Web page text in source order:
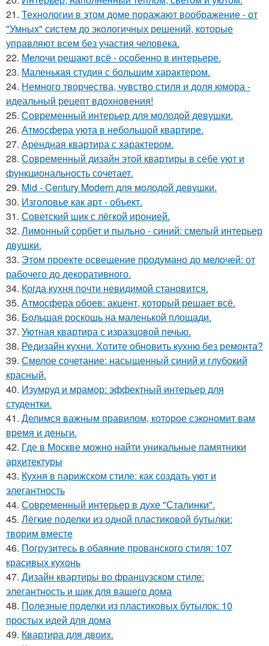
21. Технологии в этом доме поражают воображение - от
"Умных" систем до экологичных решений, которые
управляют всем без участия человека.
22. Мелочи решают всё - особенно в интерьере.
23. Маленькая студия с большим характером.
24. Немного творчества, чувство стиля и доля юмора -
идеальный рецепт вдохновения!
25. Современный интерьер для молодой девушки.
26. Атмосфера уюта в небольшой квартире.
27. Арендная квартира с характером.
28. Современный дизайн этой квартиры в себе уют и
функциональность сочетает.
29. Mid - Century Modern для молодой девушки.
30. Изголовье как арт - объект.
31. Советский шик с лёгкой иронией.
32. Лимонный сорбет и пыльно - синий: смелый интерьер
двушки.
33. Этом проекте освещение продумано до мелочей: от
рабочего до декоративного.
34. Когда кухня почти невидимой становится.
35. Атмосфера обоев: акцент, который решает всё.
36. Большая роскошь на маленькой площади.
37. Уютная квартира с изразцовой печью.
38. Редизайн кухни. Хотите обновить кухню без ремонта?
39. Смелое сочетание: насыщенный синий и глубокий
красный.
40. Изумруд и мрамор: эффектный интерьер для
студентки.
41. Делимся важным правилом, которое сэкономит вам
время и деньги.
42. Где в Москве можно найти уникальные памятники
архитектуры
43. Кухня в парижском стиле: как создать уют и
элегантность
44. Современный интерьер в духе "Сталинки".
45. Лёгкие поделки из одной пластиковой бутылки:
творим вместе
46. Погрузитесь в обаяние прованского стиля: 107
красивых кухонь
47. Дизайн квартиры во французском стиле:
элегантность и шик для вашего дома
48. Полезные поделки из пластиковых бутылок: 10
простых идей для дома
49. Квартира для двоих.